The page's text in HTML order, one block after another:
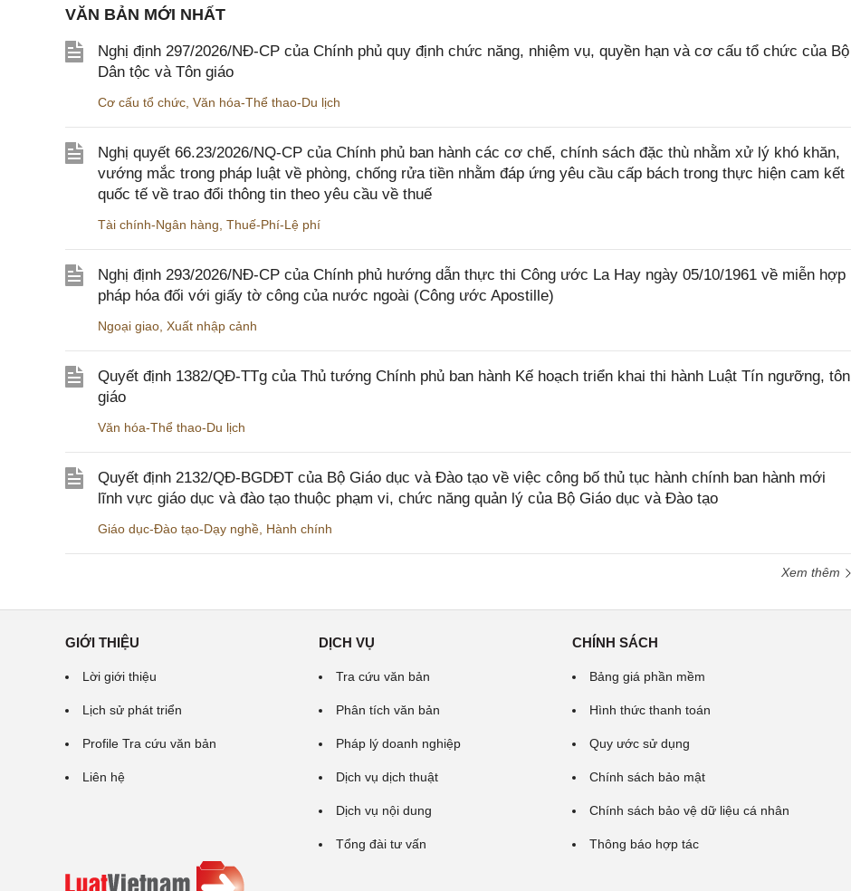
VĂN BẢN MỚI NHẤT
Nghị định 297/2026/NĐ-CP của Chính phủ quy định chức năng, nhiệm vụ, quyền hạn và cơ cấu tổ chức của Bộ
Dân tộc và Tôn giáo
Cơ cấu tổ chức Văn hóa-Thể thao-Du lịch
Nghị quyết 66.23/2026/NQ-CP của Chính phủ ban hành các cơ chế, chính sách đặc thù nhằm xử lý khó khăn,
vướng mắc trong pháp luật về phòng, chống rửa tiền nhằm đáp ứng yêu cầu cấp bách trong thực hiện cam kết
quốc tế về trao đổi thông tin theo yêu cầu về thuế
Tài chính-Ngân hàng Thuế-Phí-Lệ phí
Nghị định 293/2026/NĐ-CP của Chính phủ hướng dẫn thực thi Công ước La Hay ngày 05/10/1961 về miễn hợp
pháp hóa đối với giấy tờ công của nước ngoài (Công ước Apostille)
Ngoại giao Xuất nhập cảnh
Quyết định 1382/QĐ-TTg của Thủ tướng Chính phủ ban hành Kế hoạch triển khai thi hành Luật Tín ngưỡng, tôn
giáo
Văn hóa-Thể thao-Du lịch
Quyết định 2132/QĐ-BGDĐT của Bộ Giáo dục và Đào tạo về việc công bố thủ tục hành chính ban hành mới
lĩnh vực giáo dục và đào tạo thuộc phạm vi, chức năng quản lý của Bộ Giáo dục và Đào tạo
Giáo dục-Đào tạo-Dạy nghề Hành chính
Xem thêm
GIỚI THIỆU
Lời giới thiệu
Lịch sử phát triển
Profile Tra cứu văn bản
Liên hệ
DỊCH VỤ
Tra cứu văn bản
Phân tích văn bản
Pháp lý doanh nghiệp
Dịch vụ dịch thuật
Dịch vụ nội dung
Tổng đài tư vấn
CHÍNH SÁCH
Bảng giá phần mềm
Hình thức thanh toán
Quy ước sử dụng
Chính sách bảo mật
Chính sách bảo vệ dữ liệu cá nhân
Thông báo hợp tác